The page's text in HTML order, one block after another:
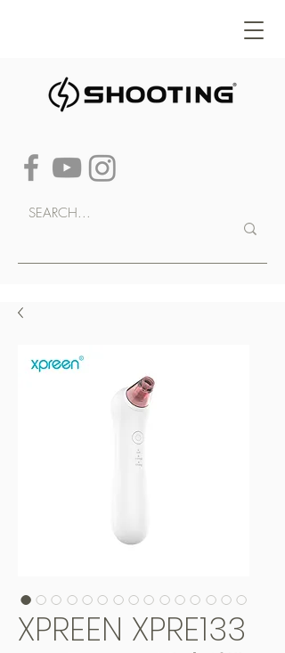
XPREEN XPRE133